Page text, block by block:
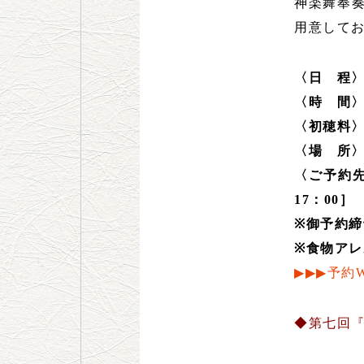
神楽舞奉
用意して
〈日 程
〈時 間
〈初穂料
〈場 所
〈ご予約
17：00］
※御予約
※食物アレ
▶▶▶予約
◆第七回